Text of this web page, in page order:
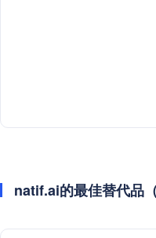
natif.ai的最佳替代品